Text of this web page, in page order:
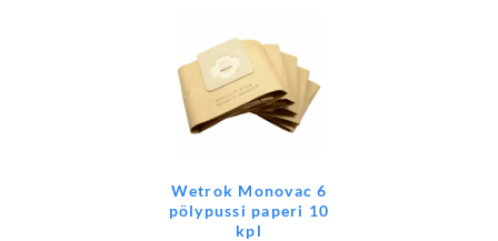
Wetrok Monovac 6
pölypussi paperi 10
kpl